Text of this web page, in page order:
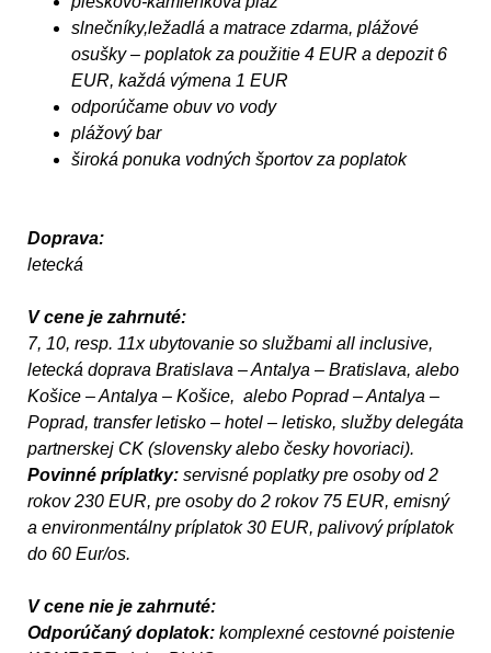
slnečníky,ležadlá a matrace zdarma, plážové
osušky – poplatok za použitie 4 EUR a depozit 6
EUR, každá výmena 1 EUR
odporúčame obuv vo vody
plážový bar
široká ponuka vodných športov za poplatok
Doprava:
letecká
V cene je zahrnuté:
7, 10, resp. 11x ubytovanie so službami all inclusive,
letecká doprava Bratislava – Antalya – Bratislava, alebo
Košice – Antalya – Košice, alebo Poprad – Antalya –
Poprad, transfer letisko – hotel – letisko, služby delegáta
partnerskej CK (slovensky alebo česky hovoriaci).
Povinné príplatky: servisné poplatky pre osoby od 2
rokov 230 EUR, pre osoby do 2 rokov 75 EUR, emisný
a environmentálny príplatok 30 EUR, palivový príplatok
do 60 Eur/os.
V cene nie je zahrnuté:
Odporúčaný doplatok: komplexné cestovné poistenie